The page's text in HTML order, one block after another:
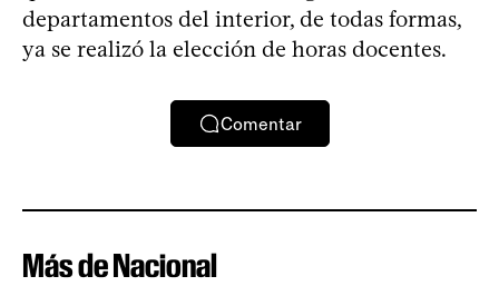
departamentos del interior, de todas formas,
ya se realizó la elección de horas docentes.
Comentar
Más de Nacional